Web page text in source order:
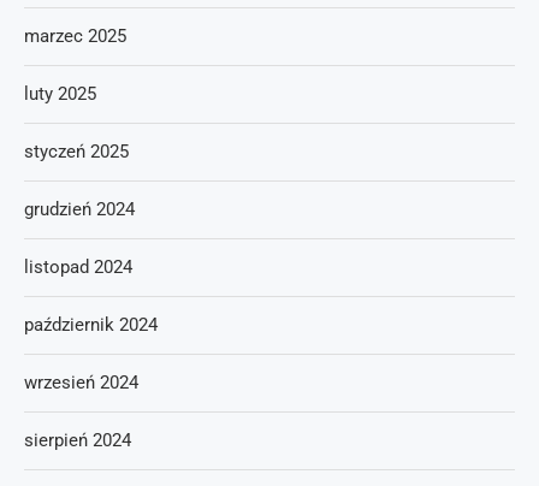
marzec 2025
luty 2025
styczeń 2025
grudzień 2024
listopad 2024
październik 2024
wrzesień 2024
sierpień 2024